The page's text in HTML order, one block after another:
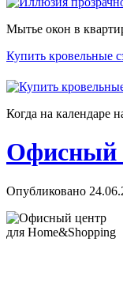
Мытье окон в
Купить кровельные
Когда на календаре
Офисный
Опубликовано